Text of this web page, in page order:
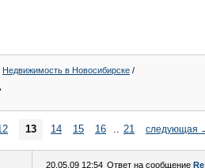
Недвижимость в Новосибирске /
13 14 15 16 .. 21 следующая
20.05.09 12:54 Ответ на сообщение